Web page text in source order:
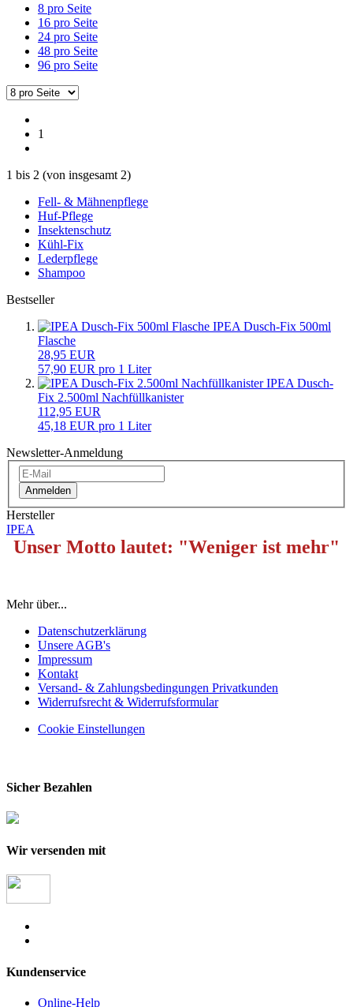
8 pro Seite
16 pro Seite
24 pro Seite
48 pro Seite
96 pro Seite
1
1 bis 2 (von insgesamt 2)
Fell- & Mähnenpflege
Huf-Pflege
Insektenschutz
Kühl-Fix
Lederpflege
Shampoo
Bestseller
IPEA Dusch-Fix 500ml
Flasche
28,95 EUR
57,90 EUR pro 1 Liter
IPEA Dusch-
Fix 2.500ml Nachfüllkanister
112,95 EUR
45,18 EUR pro 1 Liter
Newsletter-Anmeldung
Anmelden
Hersteller
IPEA
Unser Motto lautet: "Weniger ist mehr"
Mehr über...
Datenschutzerklärung
Unsere AGB's
Impressum
Kontakt
Versand- & Zahlungsbedingungen Privatkunden
Widerrufsrecht & Widerrufsformular
Cookie Einstellungen
Sicher Bezahlen
Wir versenden mit
Kundenservice
Online-Help